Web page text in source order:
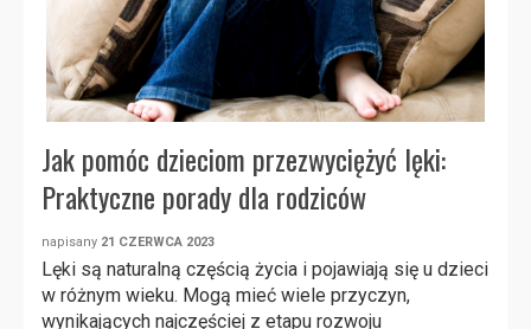
Jak pomóc dzieciom przezwyciężyć lęki:
Praktyczne porady dla rodziców
napisany 21 CZERWCA 2023
Lęki są naturalną częścią życia i pojawiają się u dzieci
w różnym wieku. Mogą mieć wiele przyczyn,
wynikających najczęściej z etapu rozwoju